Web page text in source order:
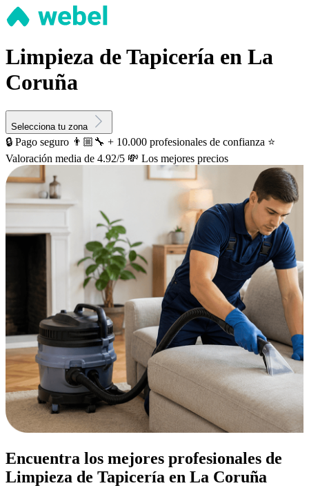
Limpieza de Tapicería en La
Coruña
Selecciona tu zona
🔒 Pago seguro 👨🏼‍🔧 + 10.000 profesionales de confianza ⭐️
Valoración media de 4.92/5 💸 Los mejores precios
Encuentra los mejores profesionales de
Limpieza de Tapicería en La Coruña